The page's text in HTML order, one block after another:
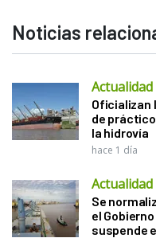
Noticias
Actualidad
Oficializan
de
la hidrovía
hace 1 día
Actualidad
Se
el
suspende